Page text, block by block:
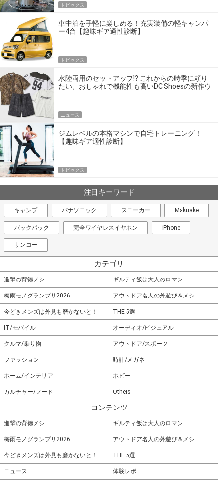
トピックス
車中泊を手軽に楽しめる！充実装備の軽キャンパ
ー4台【趣味ギア適性診断】
トピックス
水陸両用のセットアップ!? これからの時季に頼り
たい、おしゃれで機能性も高いDC Shoesの新作ウ
ニュース
ジムレベルの本格マシンで自宅トレーニング！
【趣味ギア適性診断】
トピックス
注目キーワード
キャンプ パナソニック スニーカー Makuake
バックパック 完全ワイヤレスイヤホン iPhone
サンコー
カテゴリ
進撃の背徳メシ ギルティ飯は大人のロマン
梅雨モノグランプリ2026 アウトドア名人の外遊び＆メシ
今どきメンズは外見も磨かないと！ THE 5選
IT/モバイル オーディオ/ビジュアル
クルマ/乗り物 アウトドア/スポーツ
ファッション 時計/メガネ
ホーム/インテリア ホビー
カルチャー/フード Others
コンテンツ
進撃の背徳メシ ギルティ飯は大人のロマン
梅雨モノグランプリ2026 アウトドア名人の外遊び＆メシ
今どきメンズは外見も磨かないと！ THE 5選
ニュース 体験レポ